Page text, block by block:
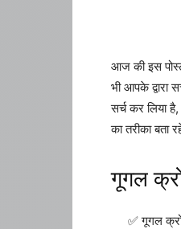
आज की इस
भी आपके द्वारा
सर्च कर लिया
का तरीका बता
गूगल
गूगल